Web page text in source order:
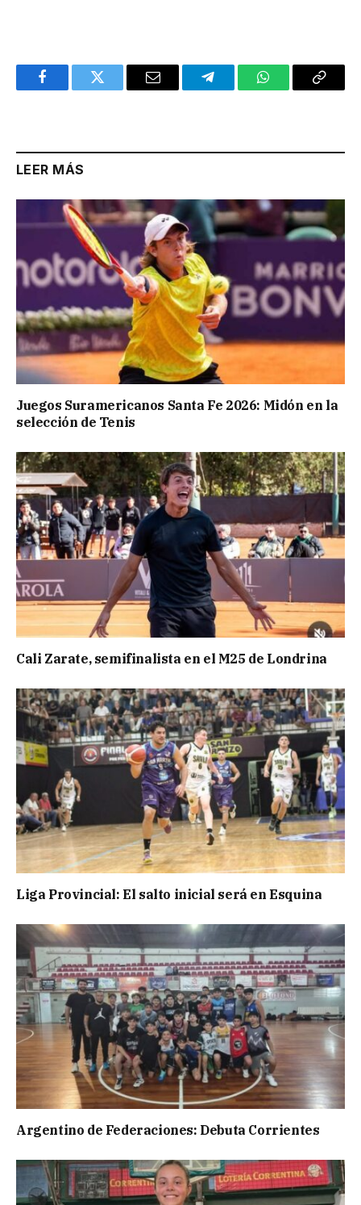
FacebookTwitter Email TelegramWhatsAppCopy
LEER MÁS
Juegos Suramericanos Santa Fe 2026: Midón en la
selección de Tenis
Cali Zarate, semifinalista en el M25 de Londrina
Liga Provincial: El salto inicial será en Esquina
Argentino de Federaciones: Debuta Corrientes